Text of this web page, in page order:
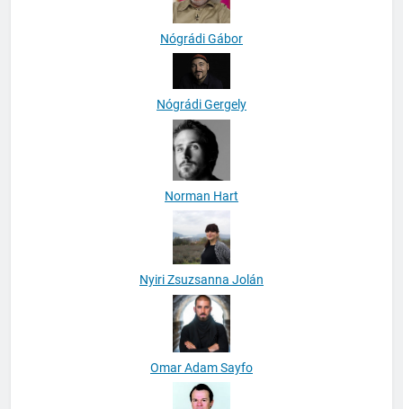
Nógrádi Gábor
Nógrádi Gergely
Norman Hart
Nyiri Zsuzsanna Jolán
Omar Adam Sayfo